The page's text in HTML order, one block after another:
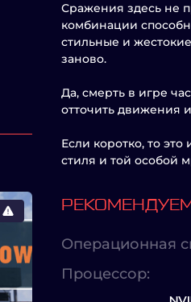
Сражения здесь не
комбинации
стильные и
заново.
Да, смерть в игре
отточить движения
Если коротко, то
стиля и той особой
Операционная
Процессор: